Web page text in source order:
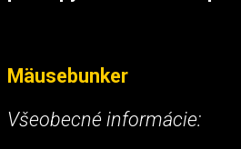
Mäusebunker
Všeobecné informácie: